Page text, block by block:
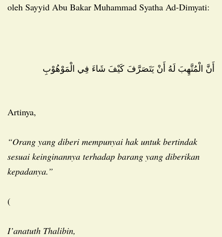
oleh Sayyid Abu Bakar Muhammad Syatha Ad-Dimyati:
أَنَّ الْمُتَّهِبَ لَهُ أَنْ يَتَصَرَّفَ كَيْفَ شَاءَ فِي الْمَوْهُوْبِ
Artinya,
“Orang yang diberi mempunyai hak untuk bertindak
sesuai keinginannya terhadap barang yang diberikan
kepadanya.”
(
I’anatuth Thalibin,